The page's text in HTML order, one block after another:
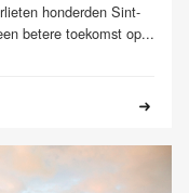
honderden Sint-
betere toekomst op...